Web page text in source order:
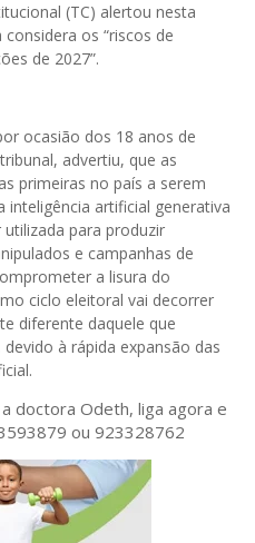
(TC) alertou nesta
os “riscos de
de 2027”.
ocasião dos 18 anos de
advertiu, que as
primeiras no país a serem
inteligência artificial generativa
para produzir
e campanhas de
a lisura do
ciclo eleitoral vai decorrer
diferente daquele que
à rápida expansão das
doctora Odeth, liga agora e
ou 923328762